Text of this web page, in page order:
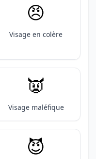
😠
Visage en colère
👿
Visage maléfique
😈